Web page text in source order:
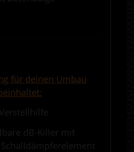
für deinen Umbau
dB-Killer mit